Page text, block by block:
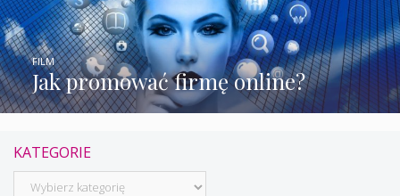
Jak promować firmę online?
FILM
KATEGORIE
Kategorie